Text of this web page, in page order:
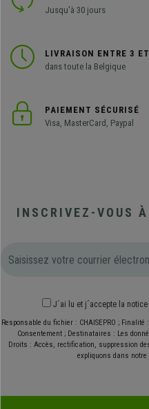
Jusqu'à 30 jours
LIVRAISON ENTRE 3
dans toute la Belgique
PAIEMENT SÉCURISÉ
Visa, MasterCard, Paypal
INSCRIVEZ-VOUS
J´ai lu et j´accepte la
Responsable du fichier : CHAISEPRO ;
Consentement ; Destinataires : Les
Droits : Accès, rectification, suppression
expliquons dans